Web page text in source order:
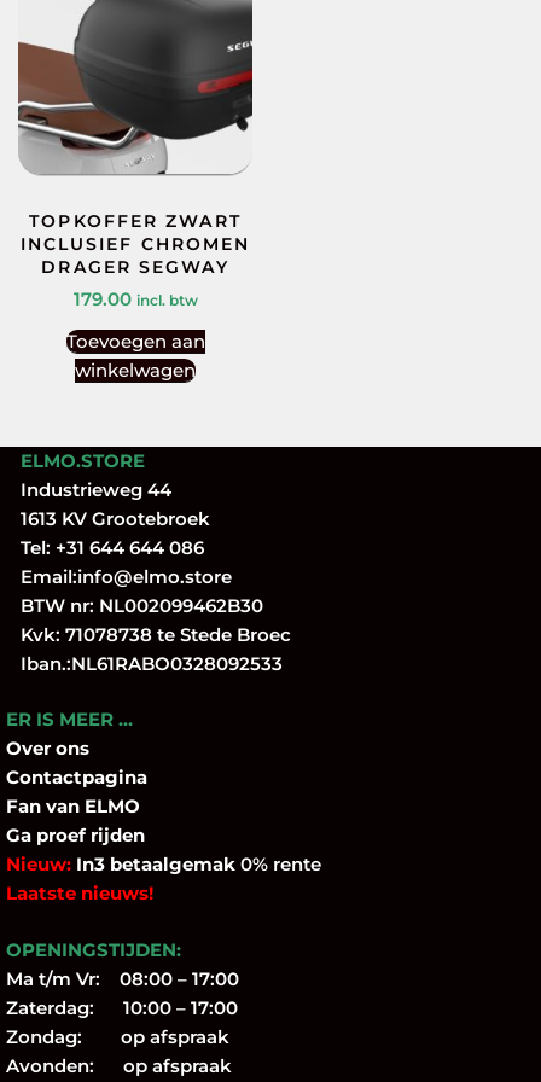
TOPKOFFER ZWART
INCLUSIEF CHROMEN
DRAGER SEGWAY
179.00 incl. btw
Toevoegen aan
winkelwagen
ELMO.STORE
Industrieweg 44
1613 KV Grootebroek
Tel: +31 644 644 086
Email:info@elmo.store
BTW nr: NL002099462B30
Kvk: 71078738 te Stede Broec
Iban.:NL61RABO0328092533
ER IS MEER …
Over ons
Contactpagina
Fan van ELMO
Ga proef rijden
Nieuw: In3 betaalgemak 0% rente
Laatste nieuws!
OPENINGSTIJDEN:
Ma t/m Vr: 08:00 – 17:00
Zaterdag: 10:00 – 17:00
Zondag: op afspraak
Avonden: op afspraak